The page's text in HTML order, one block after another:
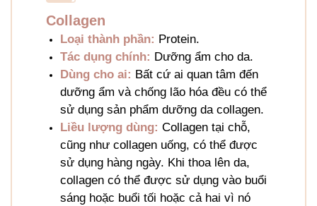
Collagen
Loại thành phần: Protein.
Tác dụng chính: Dưỡng ẩm cho da.
Dùng cho ai: Bất cứ ai quan tâm đến
dưỡng ẩm và chống lão hóa đều có thể
sử dụng sản phẩm dưỡng da collagen.
Liều lượng dùng: Collagen tại chỗ,
cũng như collagen uống, có thể được
sử dụng hàng ngày. Khi thoa lên da,
collagen có thể được sử dụng vào buổi
sáng hoặc buổi tối hoặc cả hai vì nó